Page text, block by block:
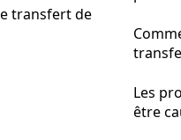
transfert de
Les
être